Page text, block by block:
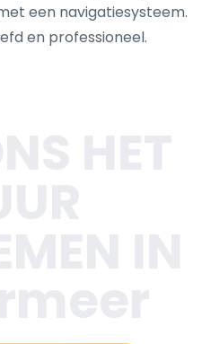
een navigatiesysteem.
en professioneel.